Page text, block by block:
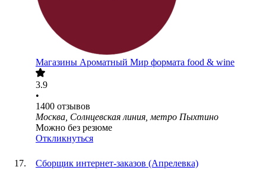
Магазины Ароматный Мир формата food & wine
3.9
•
1400 отзывов
Москва, Солнцевская линия, метро Пыхтино
Можно без резюме
Откликнуться
Сборщик интернет-заказов (Апрелевка)